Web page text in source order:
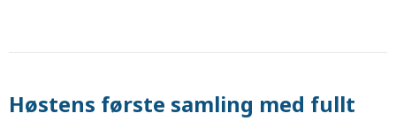
Høstens første samling med fullt